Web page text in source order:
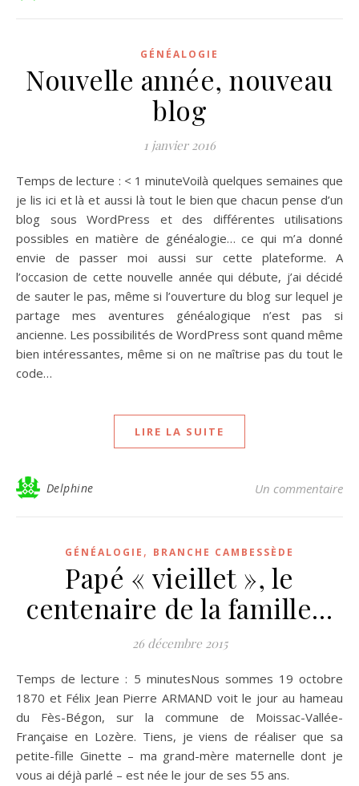
GÉNÉALOGIE
Nouvelle année, nouveau
blog
1 janvier 2016
Temps de lecture : < 1 minuteVoilà quelques semaines que
je lis ici et là et aussi là tout le bien que chacun pense d’un
blog sous WordPress et des différentes utilisations
possibles en matière de généalogie… ce qui m’a donné
envie de passer moi aussi sur cette plateforme. A
l’occasion de cette nouvelle année qui débute, j’ai décidé
de sauter le pas, même si l’ouverture du blog sur lequel je
partage mes aventures généalogique n’est pas si
ancienne. Les possibilités de WordPress sont quand même
bien intéressantes, même si on ne maîtrise pas du tout le
code…
LIRE LA SUITE
Delphine Un commentaire
GÉNÉALOGIE , BRANCHE CAMBESSÈDE
Papé « vieillet », le
centenaire de la famille…
26 décembre 2015
Temps de lecture : 5 minutesNous sommes 19 octobre
1870 et Félix Jean Pierre ARMAND voit le jour au hameau
du Fès-Bégon, sur la commune de Moissac-Vallée-
Française en Lozère. Tiens, je viens de réaliser que sa
petite-fille Ginette – ma grand-mère maternelle dont je
vous ai déjà parlé – est née le jour de ses 55 ans.